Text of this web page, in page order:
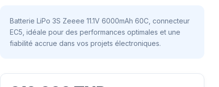
Batterie LiPo 3S Zeeee 11.1V 6000mAh 60C, connecteur
EC5, idéale pour des performances optimales et une
fiabilité accrue dans vos projets électroniques.